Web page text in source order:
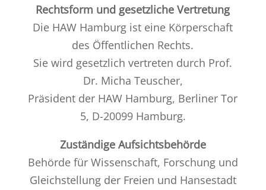
Rechtsform und gesetzliche Vertretung
Die HAW Hamburg ist eine Körperschaft
des Öffentlichen Rechts.
Sie wird gesetzlich vertreten durch Prof.
Dr. Micha Teuscher,
Präsident der HAW Hamburg, Berliner Tor
5, D-20099 Hamburg.
Zuständige Aufsichtsbehörde
Behörde für Wissenschaft, Forschung und
Gleichstellung der Freien und Hansestadt